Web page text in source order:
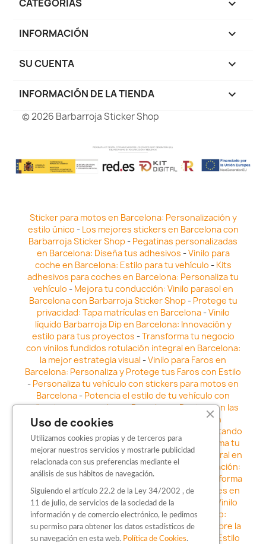
CATEGORÍAS 
INFORMACIÓN 
SU CUENTA 
INFORMACIÓN DE LA TIENDA keyboard_arrow_down
© 2026 Barbarroja Sticker Shop
Sticker para motos en Barcelona: Personalización y
estilo único - Los mejores stickers en Barcelona con
Barbarroja Sticker Shop- Pegatinas personalizadas
en Barcelona: Diseña tus adhesivos -Vinilo para
coche en Barcelona: Estilo para tu vehículo - Kits
adhesivos para coches en Barcelona: Personaliza tu
vehículo - Mejora tu conducción: Vinilo parasol en
Barcelona con Barbarroja Sticker Shop- Protege tu
privacidad: Tapa matrículas en Barcelona-Vinilo
líquido Barbarroja Dip en Barcelona: Innovación y
estilo para tus proyectos -Transforma tu negocio
con vinilos fundidos rotulación integral en Barcelona:
la mejor estrategia visual -Vinilo para Faros en
Barcelona: Personaliza y Protege tus Faros con Estilo
- Personaliza tu vehículo con stickers para motos en
Barcelona- Potencia el estilo de tu vehículo con
adhesivos para coche en Barcelona-Destaca en las
calles: Los Mejores stickers para coches en
Vinilo para faros en Barcelona: Resaltando
la Estética y Seguridad del Automóvil- Transforma tu
vehículo con los vinilos fundidos rotulación integral en
Barcelona-Explora la Innovación en Personalización:
Vinilo líquido barbarroja dip en Barcelona
Transforma
tu vehículo con estilo: Kits adhesivos para coches en
Barcelona-Personaliza tu vehículo con estilo: Vinilo
para coche en Barcelona-Destaca con Estilo:
Pegatinas personalizadas en Barcelona -Descubre la
distinción: Los Mejores stickers en Barcelona
Estilo
Uso de cookies
Utilizamos cookies propias y de terceros para
mejorar nuestros servicios y mostrarle publicidad
relacionada con sus preferencias mediante el
análisis de sus hábitos de navegación.
Siguiendo el artículo 22.2 de la Ley 34/2002 , de
11 de julio, de servicios de la sociedad de la
información y de comercio electrónico, le pedimos
su permiso para obtener los datos estadísticos de
su navegación en esta web. Política de Cookies.